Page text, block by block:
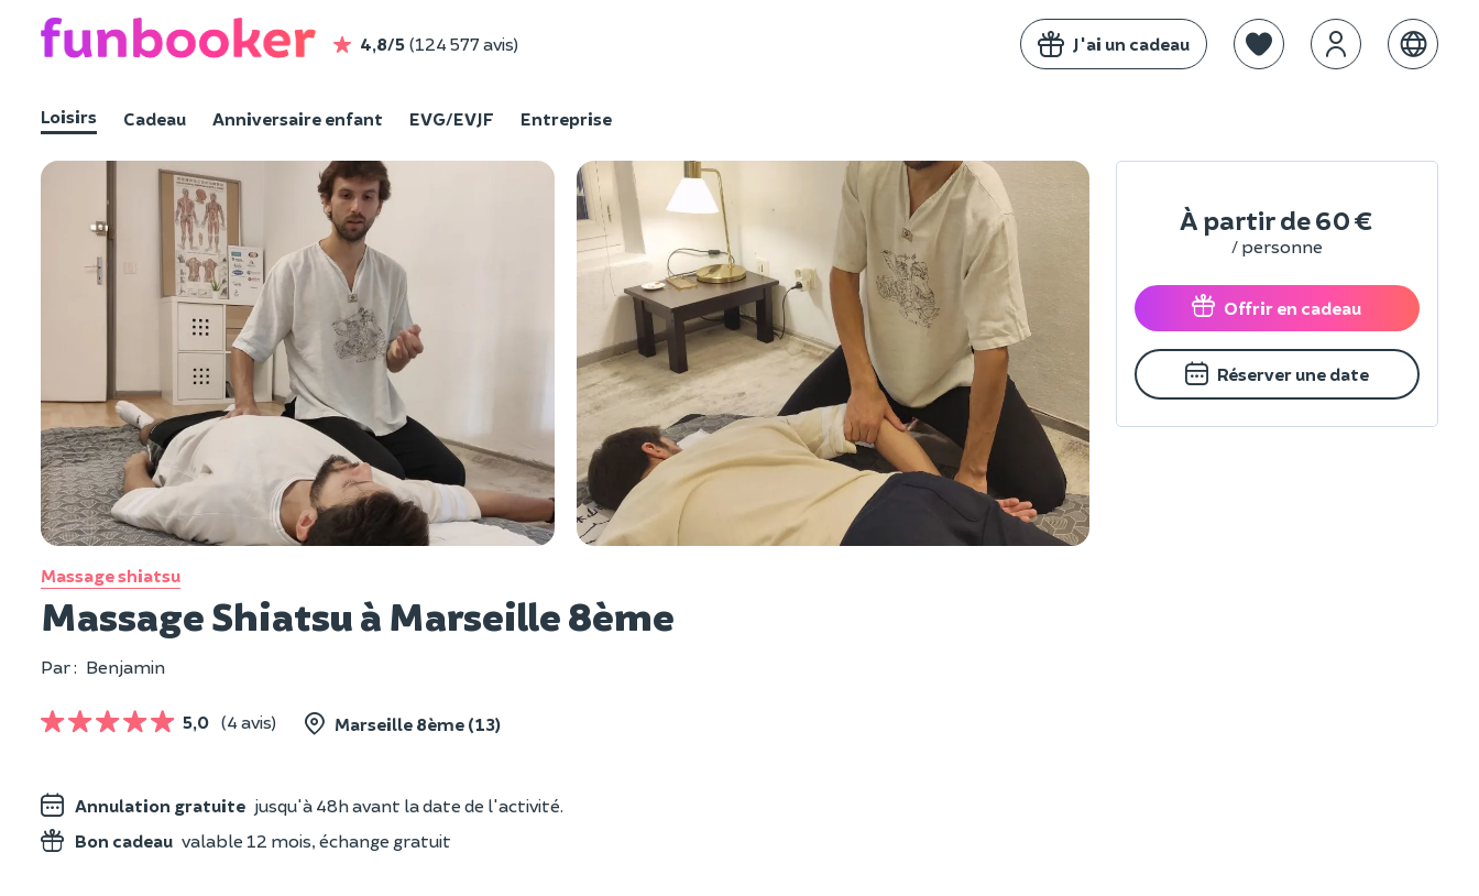
4,8/5 (124 577 avis) J'ai un cadeau
Loisirs Cadeau Anniversaire enfant EVG/EVJF Entreprise
Voir les photos
Massage shiatsu
Massage Shiatsu à Marseille 8ème
Par : Benjamin
5,0 (4 avis) Marseille 8ème (13)
Annulation gratuite jusqu'à 48h avant la date de l'activité.
Bon cadeau valable 12 mois, échange gratuit
À partir de60 €
/ personne
Offrir en cadeau
Réserver une date